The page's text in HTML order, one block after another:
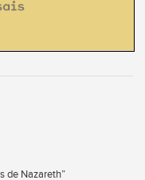
de Nazareth”